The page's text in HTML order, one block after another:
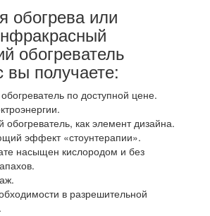
обогрева или
обогреватель
вы получаете:
по доступной цене.
как элемент дизайна.
эффект «стоунтерапии».
насыщен кислородом и без
в разрешительной